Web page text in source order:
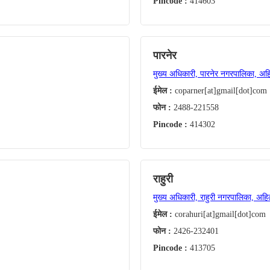
पारनेर
मुख्य अधिकारी, पारनेर नगरपालिका,
ईमेल : coparner[at]gmail[dot]com
फोन : 2488-221558
Pincode : 414302
राहुरी
मुख्य अधिकारी, राहुरी नगरपालिका,
ईमेल : corahuri[at]gmail[dot]com
फोन : 2426-232401
Pincode : 413705